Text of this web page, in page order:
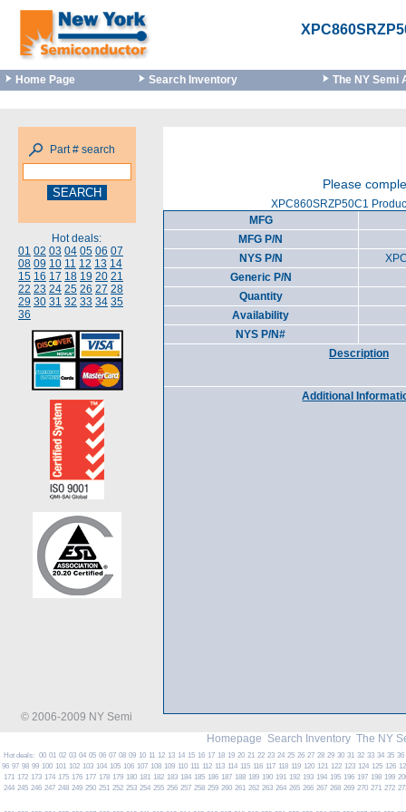
Home Page Search Inventory The NY Semi
Part # search
Hot deals:
01 02 03 04 05 06 07
08 09 10 11 12 13 14
15 16 17 18 19 20 21
22 23 24 25 26 27 28
29 30 31 32 33 34 35
36
Please
XPC860SRZP50C1
MFG
MFG P/N
NYS P/N
Generic P/N
Quantity
Availability
NYS P/N#
Description
Additional
© 2006-2009 NY Semi
Homepage Search Inventory The NY
Hot deals: 00 01 02 03 04 05 06 07 08 09 10 11 12 13 14 15 16 17 18 19 20 21 22 23 24 25 26 27 28 29 30 31 32 33 34 35 36
96 97 98 99 100 101 102 103 104 105 106 107 108 109 110 111 112 113 114 115 116 117 118 119 120 121 122 123 124 125 126
171 172 173 174 175 176 177 178 179 180 181 182 183 184 185 186 187 188 189 190 191 192 193 194 195 196 197 198 199
244 245 246 247 248 249 250 251 252 253 254 255 256 257 258 259 260 261 262 263 264 265 266 267 268 269 270 271 272